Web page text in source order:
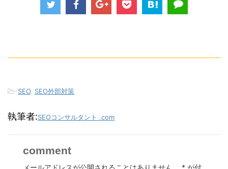
-SEO, SEO外部対策
執筆者:SEOコンサルタント .com
comment